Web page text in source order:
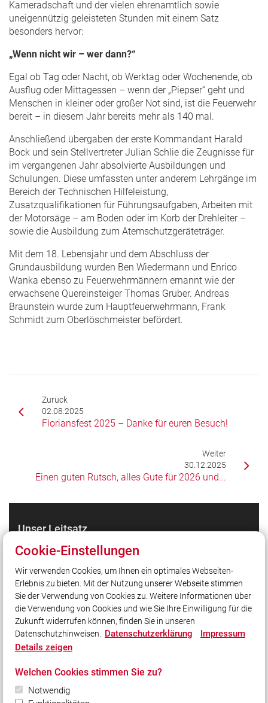
Kameradschaft und der vielen ehrenamtlich sowie
uneigennützig geleisteten Stunden mit einem Satz
besonders hervor:
„Wenn nicht wir – wer dann?“
Egal ob Tag oder Nacht, ob Werktag oder Wochenende, ob
Ausflug oder Mittagessen – wenn der „Piepser“ geht und
Menschen in kleiner oder großer Not sind, ist die Feuerwehr
bereit – in diesem Jahr bereits mehr als 140 mal.
Anschließend übergaben der erste Kommandant Harald
Bock und sein Stellvertreter Julian Schlie die Zeugnisse für
im vergangenen Jahr absolvierte Ausbildungen und
Schulungen. Diese umfassten unter anderem Lehrgänge im
Bereich der Technischen Hilfeleistung,
Zusatzqualifikationen für Führungsaufgaben, Arbeiten mit
der Motorsäge – am Boden oder im Korb der Drehleiter –
sowie die Ausbildung zum Atemschutzgeräteträger.
Mit dem 18. Lebensjahr und dem Abschluss der
Grundausbildung wurden Ben Wiedermann und Enrico
Wanka ebenso zu Feuerwehrmännern ernannt wie der
erwachsene Quereinsteiger Thomas Gruber. Andreas
Braunstein wurde zum Hauptfeuerwehrmann, Frank
Schmidt zum Oberlöschmeister befördert.
Zurück
02.08.2025
Floriansfest 2025 – Danke für euren Besuch!
Weiter
30.12.2025
Einen guten Rutsch, alles Gute für 2026 und...
Unser Leitsatz
Wir sind für Sie da! Rund um die Uhr!
Quicklinks
KFV Nürnberger Land
Social Media
Bleiben Sie mit uns in Kontakt und vernetzen Sie sich
mit uns!
Cookie-Einstellungen
Wir verwenden Cookies, um Ihnen ein optimales Webseiten-
Erlebnis zu bieten. Mit der Nutzung unserer Webseite stimmen
Sie der Verwendung von Cookies zu. Weitere Informationen über
die Verwendung von Cookies und wie Sie Ihre Einwilligung für die
Zukunft widerrufen können, finden Sie in unseren
Datenschutzhinweisen. Datenschutzerklärung
Impressum
Details zeigen
Welchen Cookies stimmen Sie zu?
Notwendig